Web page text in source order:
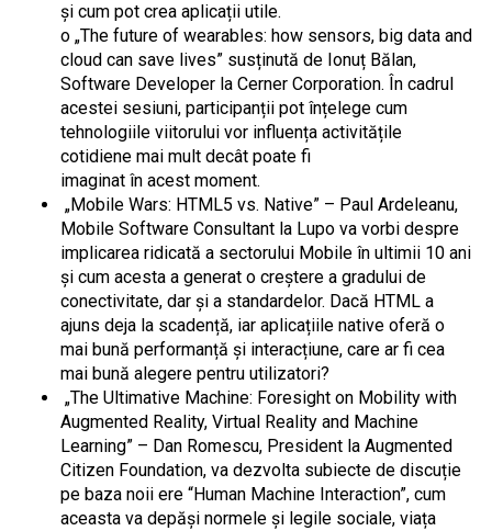
și cum pot crea aplicații utile.
o „The future of wearables: how sensors, big data and
cloud can save lives” susținută de Ionuț Bălan,
Software Developer la Cerner Corporation. În cadrul
acestei sesiuni, participanții pot înțelege cum
tehnologiile viitorului vor influența activitățile
cotidiene mai mult decât poate fi
imaginat în acest moment.
„Mobile Wars: HTML5 vs. Native” – Paul Ardeleanu,
Mobile Software Consultant la Lupo va vorbi despre
implicarea ridicată a sectorului Mobile în ultimii 10 ani
și cum acesta a generat o creștere a gradului de
conectivitate, dar și a standardelor. Dacă HTML a
ajuns deja la scadență, iar aplicațiile native oferă o
mai bună performanță și interacțiune, care ar fi cea
mai bună alegere pentru utilizatori?
„The Ultimative Machine: Foresight on Mobility with
Augmented Reality, Virtual Reality and Machine
Learning” – Dan Romescu, President la Augmented
Citizen Foundation, va dezvolta subiecte de discuție
pe baza noii ere “Human Machine Interaction”, cum
aceasta va depăși normele și legile sociale, viața